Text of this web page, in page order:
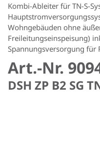
Kombi-Ableiter für TN-S-
Wohngebäuden ohne
Freileitungseinspeisung)
Spannungsversorgung für
Art.-Nr.
DSH ZP B2 SG